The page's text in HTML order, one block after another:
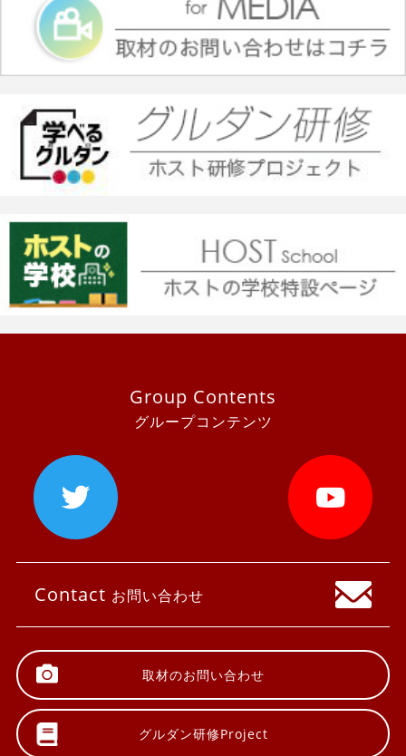
Group Contents
グループコンテンツ
Contact お問い合わせ
取材のお問い合わせ
グルダン研修Project